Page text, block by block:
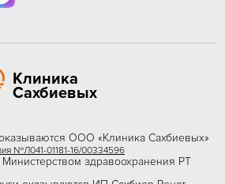
Клиника
Сахбиевых
ООО «Клиника Сахбиевых»
№Л041-01181-16/00334596
здравоохранения РТ